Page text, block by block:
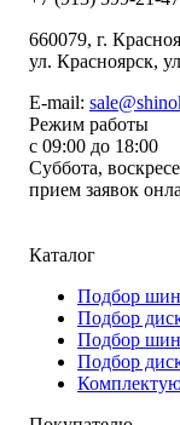
660079, г.
ул. Красноярск,
E-mail:
Режим работы
с 09:00 до 18:00
Суббота,
прием заявок
Каталог
Подбор шин
Подбор
Подбор
Подбор